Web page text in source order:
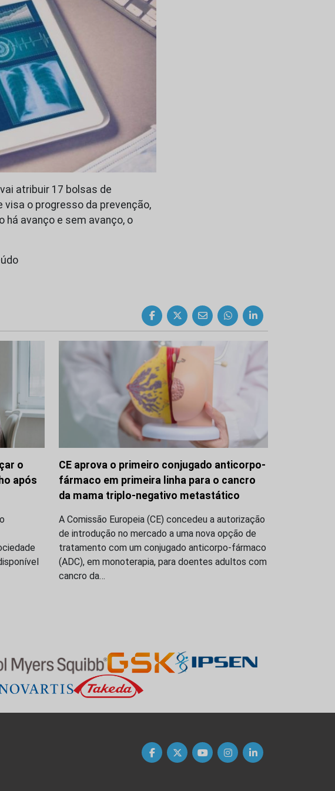
atribuir 17 bolsas de
o progresso da prevenção,
há avanço e sem avanço, o
o
após
CE aprova o primeiro conjugado anticorpo-
fármaco em primeira linha para o cancro
da mama triplo-negativo metastático
A Comissão Europeia (CE) concedeu a autorização
de introdução no mercado a uma nova opção de
tratamento com um conjugado anticorpo-fármaco
(ADC), em monoterapia, para doentes adultos com
cancro da…